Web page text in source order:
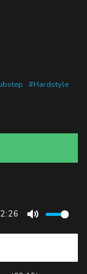
#Hardstyle